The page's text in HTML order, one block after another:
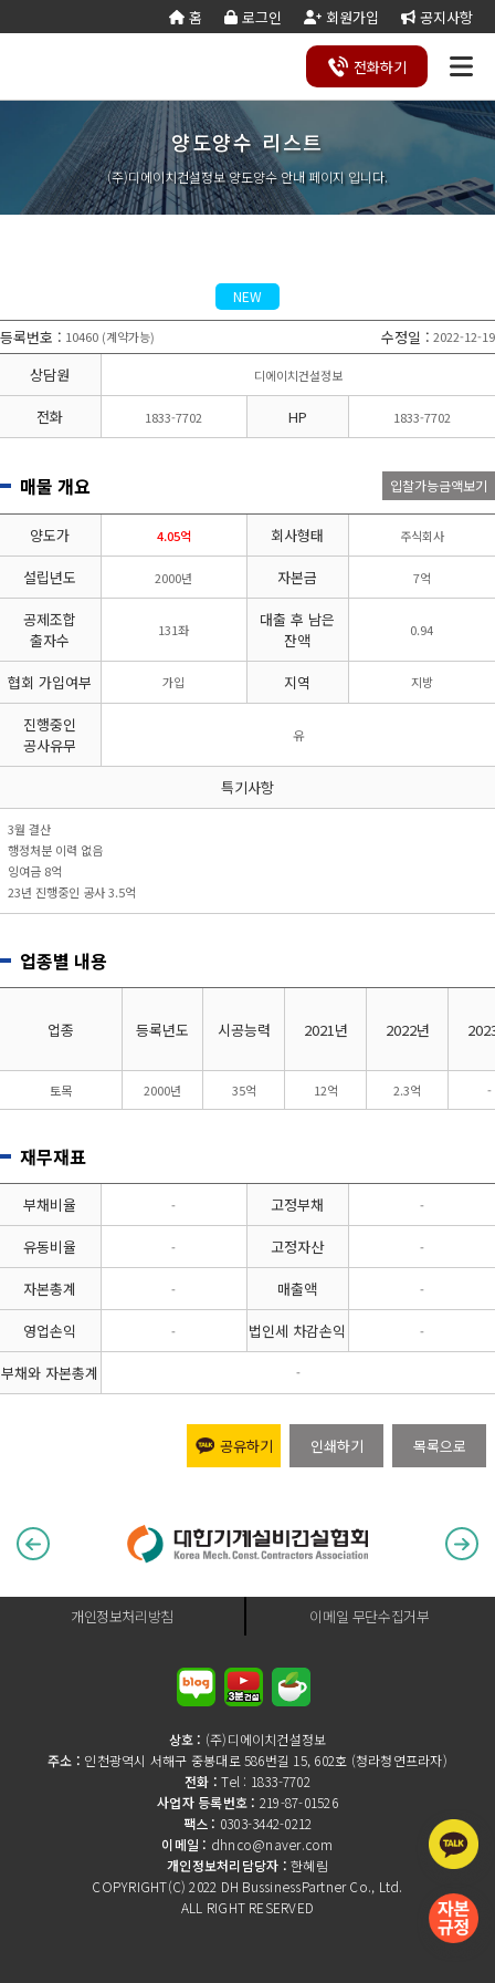
홈 로그인 회원가입 공지사항
전화하기
회사
소개
사업
영역
조직
도 는
길
합
건
설
업
토목건축
공사업
경설비공
조경공사
전문건설업
지반조성·포
장공사업
실내건축공
사업
도장·습식·방 조경식재·시
비계공사업
비공사업
철도·궤도공
사업
철강구조물공
붕
건축물조립공
사업
기타공
사업
전기공사업 정보통신
공사업
나무병원
석면해제
산림사업법
인
에너지절
약전문기
업
엔지니어링
사업자
전문관리
설계시공업
문기관/
안전점검전
문기관
지하수개발
차
담
하
기
양도
양수
리스
트
양도
양수
절차
기업
진단
공
제
조
합
실
태
조
사
기
재
사
항
변
경
공
능
력
가
·
합
잔고
증명
법령
서식
국가
계약
법령
관계
서식
건설
업등
록서
식
법시
행규
칙
서식
실질
자본
금
계산
기
세무
계산
기
양도양수 리스트
(주)디에이치건설정보 양도양수 안내 페이지 입니다.
NEW
등록번호 : 10460 (계약가능) 수정일 : 2022-12-19
상담원 디에이치건설정보
전화 1833-7702 HP 1833-7702
매물 개요 입찰가능금액보기
양도가 4.05억 회사형태 주식회사
설립년도 2000년 자본금 7억
공제조합
출자수
131좌
대출 후 남은
잔액
0.94
협회 가입여부 가입 지역 지방
진행중인
공사유무
유
특기사항
3월 결산
행정처분 이력 없음
잉여금 8억
23년 진행중인 공사 3.5억
업종별 내용
업종 등록년도 시공능력 2021년 2022년
토목 2000년 35억 12억 2.3억 -
재무재표
부채비율 - 고정부채 -
유동비율 - 고정자산 -
자본총계 - 매출액 -
영업손익 - 법인세 차감손익 -
부채와 자본총계 -
공유하기 인쇄하기 목록으로
개인정보처리방침 이메일 무단수집거부
상호 : (주)디에이치건설정보
주소 : 인천광역시 서해구 중봉대로 586번길 15, 602호 (청라청연프라자)
전화 :Tel : 1833-7702
사업자 등록번호 : 219-87-01526
팩스 : 0303-3442-0212
이메일 : dhnco@naver.com
개인정보처리담당자 :한혜림
COPYRIGHT(C) 2022 DH BussinessPartner Co., Ltd.
ALL RIGHT RESERVED